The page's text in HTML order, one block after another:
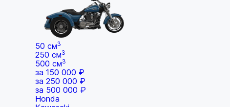
50 см3
250 см3
500 см3
за 150 000 ₽
за 250 000 ₽
за 500 000 ₽
Honda